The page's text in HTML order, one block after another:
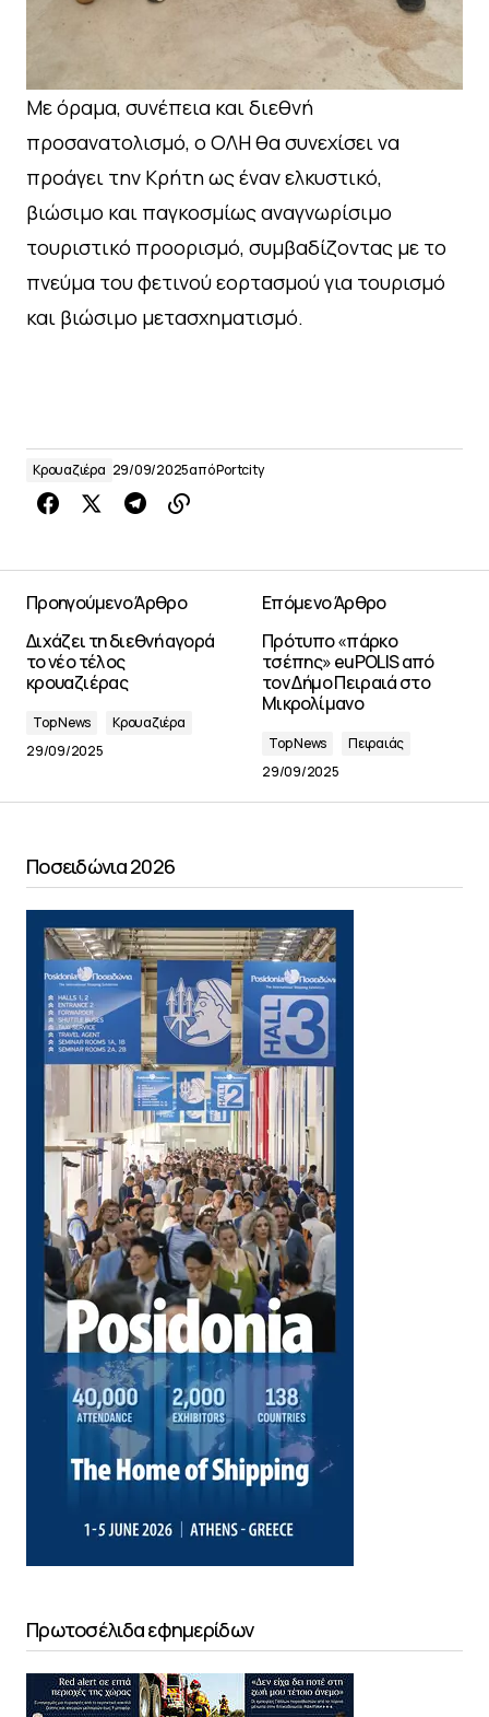
Με όραμα, συνέπεια και διεθνή
προσανατολισμό, ο ΟΛΗ θα συνεχίσει να
προάγει την Κρήτη ως έναν ελκυστικό,
βιώσιμο και παγκοσμίως αναγνωρίσιμο
τουριστικό προορισμό, συμβαδίζοντας με το
πνεύμα του φετινού εορτασμού για τουρισμό
και βιώσιμο μετασχηματισμό.
Κρουαζιέρα 29/09/2025απόPortcity
Προηγούμενο Άρθρο
Διχάζει τη διεθνή αγορά
το νέο τέλος
κρουαζιέρας
Top News
Κρουαζιέρα
29/09/2025
Επόμενο Άρθρο
Πρότυπο «πάρκο
τσέπης» euPOLIS από
τον Δήμο Πειραιά στο
Μικρολίμανο
Top News
Πειραιάς
29/09/2025
Ποσειδώνια 2026
Πρωτοσέλιδα εφημερίδων